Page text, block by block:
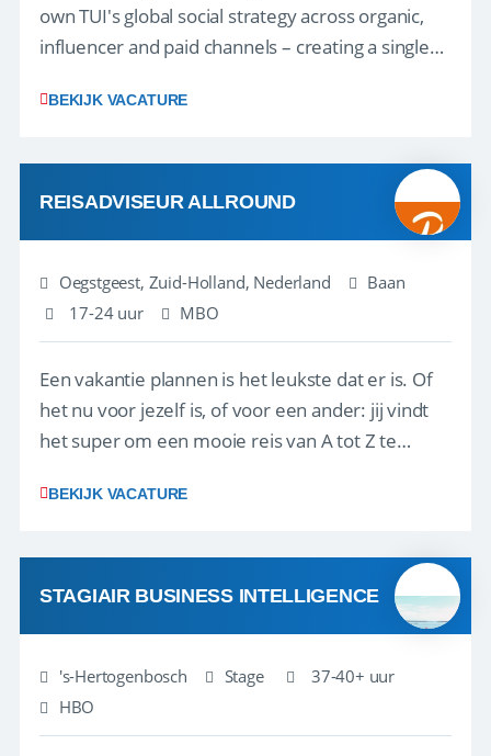
own TUI's global social strategy across organic,
influencer and paid channels – creating a single
locally. The role will be published until 18 August
Attractive remuneration, discre...
BEKIJK VACATURE
REISADVISEUR ALLROUND
Oegstgeest, Zuid-Holland, Nederland
Baan
17-24 uur
MBO
Een vakantie plannen is het leukste dat er is. Of
het nu voor jezelf is, of voor een ander: jij vindt
het super om een mooie reis van A tot Z te
vakantiegangers de meest prachtige plekjes op
werken: of het nu gaat om vragen ...
BEKIJK VACATURE
STAGIAIR BUSINESS INTELLIGENCE
's-Hertogenbosch Stage
37-40+ uur
HBO